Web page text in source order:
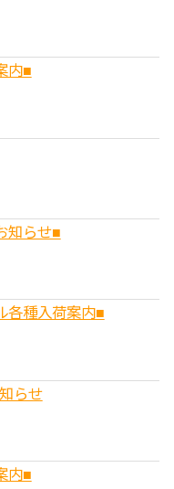
内■
知らせ■
各種入荷案内■
らせ
内■